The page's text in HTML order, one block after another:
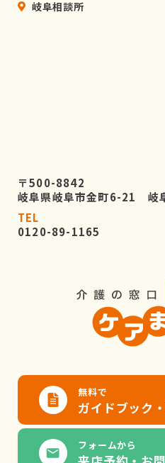
岐阜相談所
〒500-8842
岐阜県岐阜市金町6-21 岐
TEL
0120-89-1165
無料で
ガイドブック
フォームから